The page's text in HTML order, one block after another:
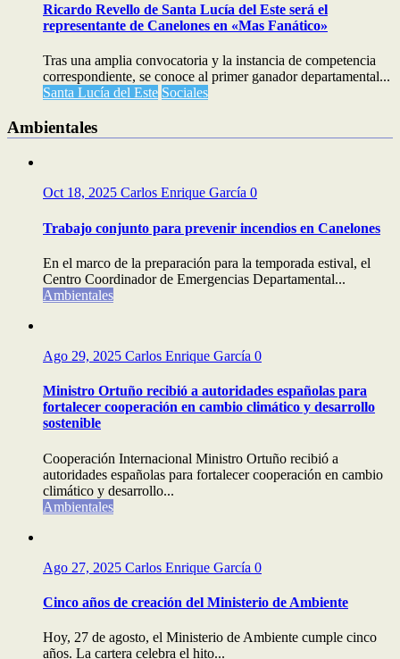
Ricardo Revello de Santa Lucía del Este será el
representante de Canelones en «Mas Fanático»
Tras una amplia convocatoria y la instancia de competencia
correspondiente, se conoce al primer ganador departamental...
Santa Lucía del Este Sociales
Ambientales
Oct 18, 2025 Carlos Enrique García 0
Trabajo conjunto para prevenir incendios en Canelones
En el marco de la preparación para la temporada estival, el
Centro Coordinador de Emergencias Departamental...
Ambientales
Ago 29, 2025 Carlos Enrique García 0
Ministro Ortuño recibió a autoridades españolas para
fortalecer cooperación en cambio climático y desarrollo
sostenible
Cooperación Internacional Ministro Ortuño recibió a
autoridades españolas para fortalecer cooperación en cambio
climático y desarrollo...
Ambientales
Ago 27, 2025 Carlos Enrique García 0
Cinco años de creación del Ministerio de Ambiente
Hoy, 27 de agosto, el Ministerio de Ambiente cumple cinco
años. La cartera celebra el hito...